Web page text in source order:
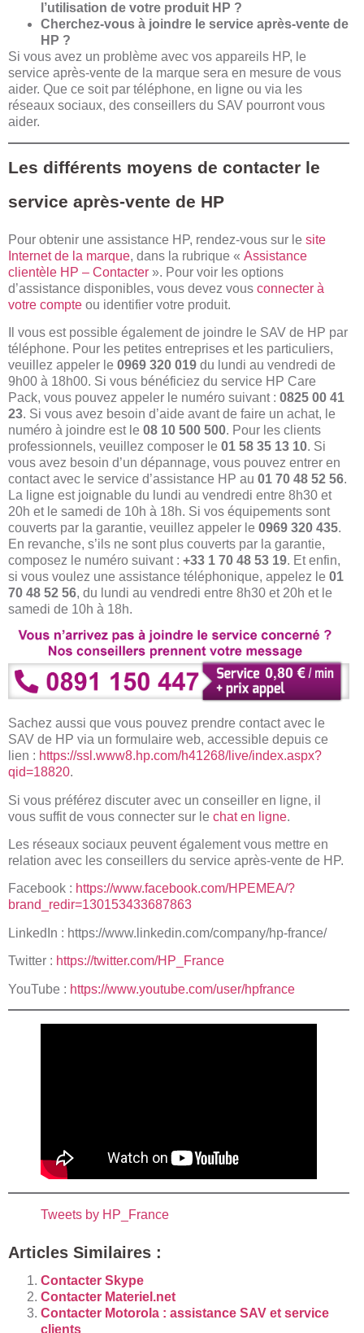
l’utilisation de votre produit HP ?
Cherchez-vous à joindre le service après-vente de
HP ?
Si vous avez un problème avec vos appareils HP, le
service après-vente de la marque sera en mesure de vous
aider. Que ce soit par téléphone, en ligne ou via les
réseaux sociaux, des conseillers du SAV pourront vous
aider.
Les différents moyens de contacter le
service après-vente de HP
Pour obtenir une assistance HP, rendez-vous sur le site
Internet de la marque, dans la rubrique « Assistance
clientèle HP – Contacter ». Pour voir les options
d’assistance disponibles, vous devez vous connecter à
votre compte ou identifier votre produit.
Il vous est possible également de joindre le SAV de HP par
téléphone. Pour les petites entreprises et les particuliers,
veuillez appeler le 0969 320 019 du lundi au vendredi de
9h00 à 18h00. Si vous bénéficiez du service HP Care
Pack, vous pouvez appeler le numéro suivant : 0825 00 41
23. Si vous avez besoin d’aide avant de faire un achat, le
numéro à joindre est le 08 10 500 500. Pour les clients
professionnels, veuillez composer le 01 58 35 13 10. Si
vous avez besoin d’un dépannage, vous pouvez entrer en
contact avec le service d’assistance HP au 01 70 48 52 56.
La ligne est joignable du lundi au vendredi entre 8h30 et
20h et le samedi de 10h à 18h. Si vos équipements sont
couverts par la garantie, veuillez appeler le 0969 320 435.
En revanche, s’ils ne sont plus couverts par la garantie,
composez le numéro suivant : +33 1 70 48 53 19. Et enfin,
si vous voulez une assistance téléphonique, appelez le 01
70 48 52 56, du lundi au vendredi entre 8h30 et 20h et le
samedi de 10h à 18h.
Sachez aussi que vous pouvez prendre contact avec le
SAV de HP via un formulaire web, accessible depuis ce
lien : https://ssl.www8.hp.com/h41268/live/index.aspx?
qid=18820.
Si vous préférez discuter avec un conseiller en ligne, il
vous suffit de vous connecter sur le chat en ligne.
Les réseaux sociaux peuvent également vous mettre en
relation avec les conseillers du service après-vente de HP.
Facebook : https://www.facebook.com/HPEMEA/?
brand_redir=130153433687863
LinkedIn : https://www.linkedin.com/company/hp-france/
Twitter : https://twitter.com/HP_France
YouTube : https://www.youtube.com/user/hpfrance
Tweets by HP_France
Articles Similaires :
Contacter Skype
Contacter Materiel.net
Contacter Motorola : assistance SAV et service
clients